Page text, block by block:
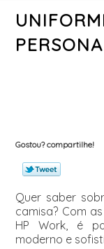
Gostou? compartilhe!
Quer saber
camisa? Com
HP Work, é
moderno e